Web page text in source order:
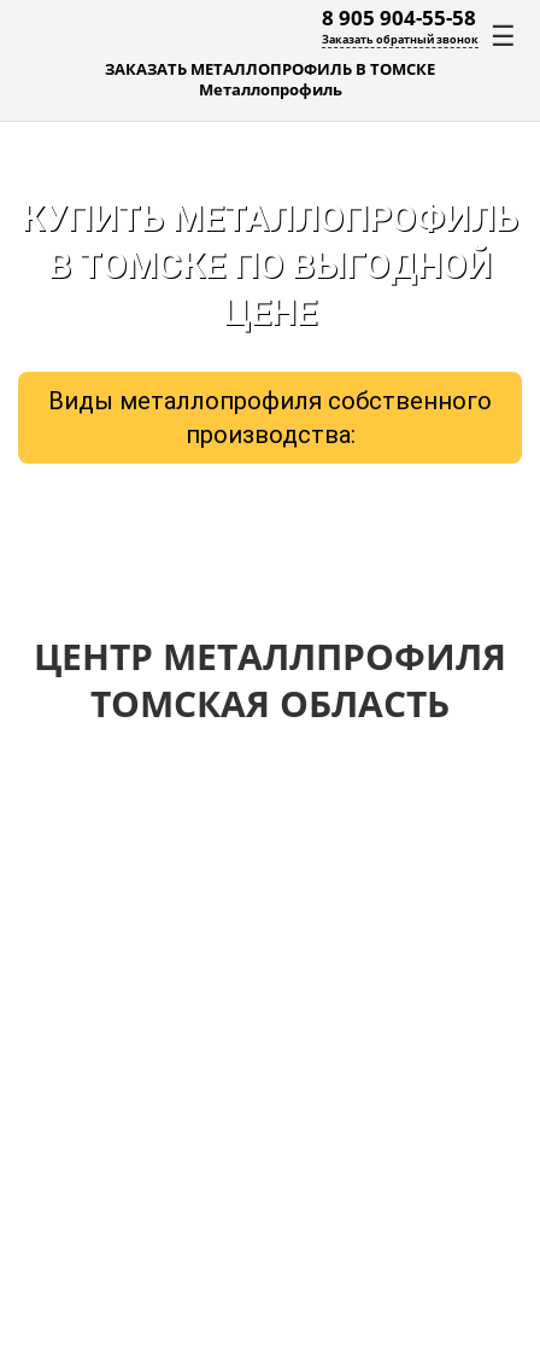
ЗАКАЗАТЬ МЕТАЛЛОПРОФИЛЬ В ТОМСКЕ
Металлопрофиль
8 905 904-55-58
Заказать обратный звонок ☰
КУПИТЬ МЕТАЛЛОПРОФИЛЬ
В ТОМСКЕ ПО ВЫГОДНОЙ
ЦЕНЕ
Виды металлопрофиля собственного
производства:
ЦЕНТР МЕТАЛЛПРОФИЛЯ
ТОМСКАЯ ОБЛАСТЬ